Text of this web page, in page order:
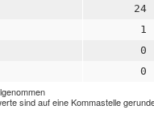
24
1
0
0
sind auf eine Kommastelle